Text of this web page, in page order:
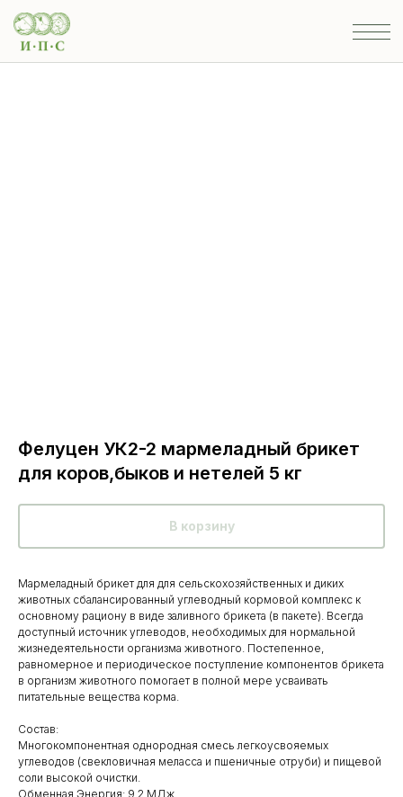
Фелуцен УК2-2 мармеладный брикет
для коров,быков и нетелей 5 кг
В корзину
Мармеладный брикет для для сельскохозяйственных и диких
животных сбалансированный углеводный кормовой комплекс к
основному рациону в виде заливного брикета (в пакете). Всегда
доступный источник углеводов, необходимых для нормальной
жизнедеятельности организма животного. Постепенное,
равномерное и периодическое поступление компонентов брикета
в организм животного помогает в полной мере усваивать
питательные вещества корма.
Состав:
Многокомпонентная однородная смесь легкоусвояемых
углеводов (свекловичная меласса и пшеничные отруби) и пищевой
соли высокой очистки.
Обменная Энергия: 9,2 МДж.
Каталог